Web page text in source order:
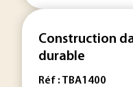
Construction
durable
Réf : TBA1400